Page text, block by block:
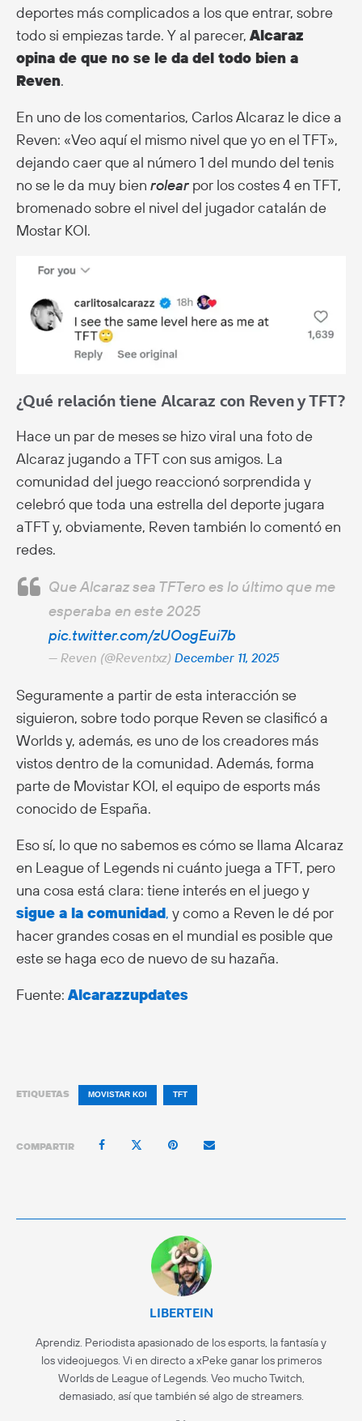
deportes más complicados a los que entrar, sobre
todo si empiezas tarde. Y al parecer, Alcaraz
opina de que no se le da del todo bien a
Reven.
En uno de los comentarios, Carlos Alcaraz le dice a
Reven: «Veo aquí el mismo nivel que yo en el TFT»,
dejando caer que al número 1 del mundo del tenis
no se le da muy bien rolear por los costes 4 en TFT,
bromenado sobre el nivel del jugador catalán de
Mostar KOI.
¿Qué relación tiene Alcaraz con Reven y TFT?
Hace un par de meses se hizo viral una foto de
Alcaraz jugando a TFT con sus amigos. La
comunidad del juego reaccionó sorprendida y
celebró que toda una estrella del deporte jugara
aTFT y, obviamente, Reven también lo comentó en
redes.
Que Alcaraz sea TFTero es lo último que me
esperaba en este 2025
pic.twitter.com/zUOogEui7b
— Reven (@Reventxz) December 11, 2025
Seguramente a partir de esta interacción se
siguieron, sobre todo porque Reven se clasificó a
Worlds y, además, es uno de los creadores más
vistos dentro de la comunidad. Además, forma
parte de Movistar KOI, el equipo de esports más
conocido de España.
Eso sí, lo que no sabemos es cómo se llama Alcaraz
en League of Legends ni cuánto juega a TFT, pero
una cosa está clara: tiene interés en el juego y
sigue a la comunidad, y como a Reven le dé por
hacer grandes cosas en el mundial es posible que
este se haga eco de nuevo de su hazaña.
Fuente: Alcarazzupdates
ETIQUETAS MOVISTAR KOI TFT
COMPARTIR
LIBERTEIN
Aprendiz. Periodista apasionado de los esports, la fantasía y
los videojuegos. Vi en directo a xPeke ganar los primeros
Worlds de League of Legends. Veo mucho Twitch,
demasiado, así que también sé algo de streamers.